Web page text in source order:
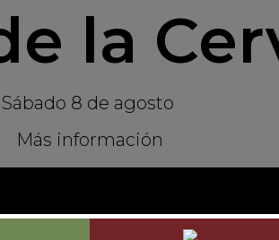
la
Sábado 8 de agosto
Más información